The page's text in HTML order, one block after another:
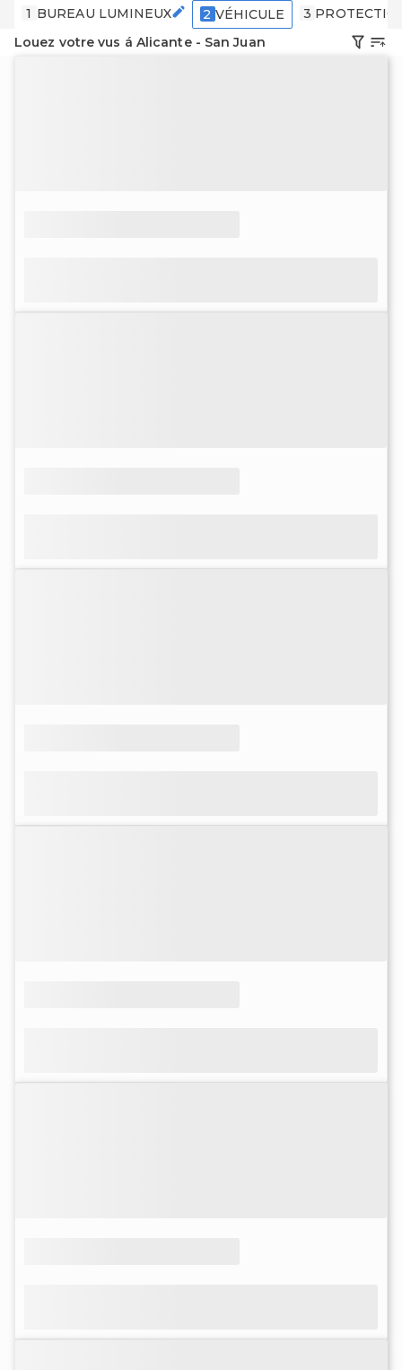
1 BUREAU LUMINEUX 2 VÉHICULE 3
Louez votre vus á Alicante - San Juan